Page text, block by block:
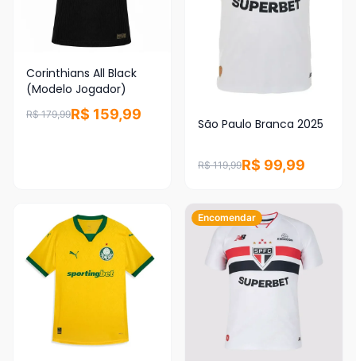
Corinthians All Black
(Modelo Jogador)
R$ 179,99R$ 159,99
São Paulo Branca 2025
R$ 119,99R$ 99,99
Encomendar